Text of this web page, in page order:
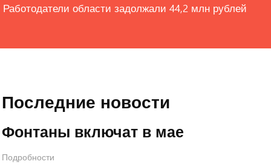
Работодатели области задолжали 44,2 млн рублей
Приставы начали рассылать SMS должникам
Чернышев объяснил Путину, что Меркушкин прав
Последние новости
Фонтаны включат в мае
Подробности